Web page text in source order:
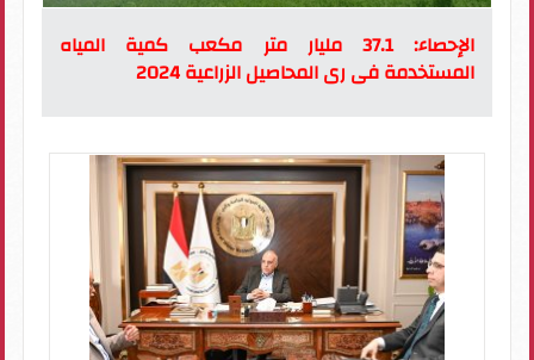
الإحصاء: 37.1 مليار متر مكعب كمية المياه
المستخدمة فى رى المحاصيل الزراعية 2024